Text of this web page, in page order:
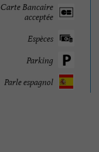
Carte Bancaire
acceptée
Espèces
Parking
Parle espagnol